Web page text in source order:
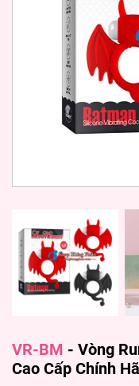
VR-BM - Vòng
Cao Cấp Chính